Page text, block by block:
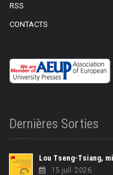
RSS
CONTACTS
Dernières Sorties
Lou Tseng-Tsiang,
15 juil. 2026